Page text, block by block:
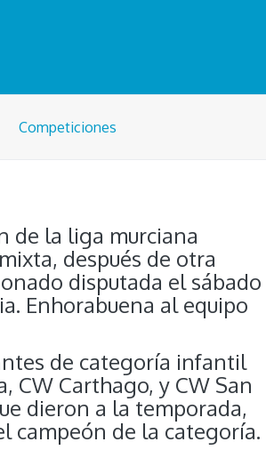
Competiciones
de la liga murciana
después de otra
disputada el sábado
Enhorabuena al equipo
de categoría infantil
CW Carthago, y CW San
dieron a la temporada,
campeón de la categoría.